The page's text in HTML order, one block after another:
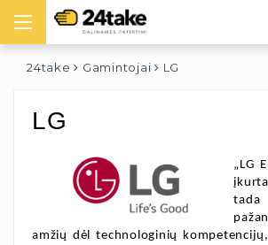
24take Gamintojai LG
LG
„LG
tada
amžių dėl technologinių